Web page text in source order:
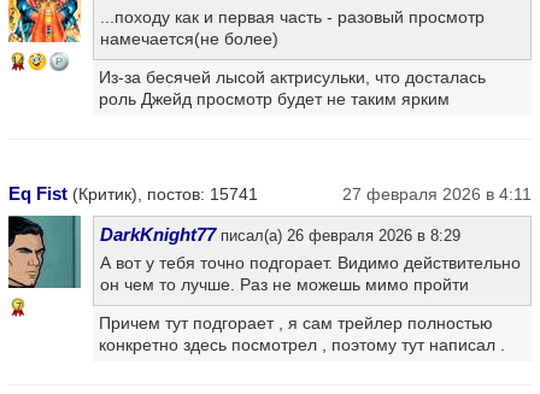
14
...походу как и первая часть - разовый просмотр
намечается(не более)
Из-за бесячей лысой актрисульки, что досталась
роль Джейд просмотр будет не таким ярким
Eq Fist (Критик), постов: 15741 27 февраля 2026 в 4:11
7
DarkKnight77писал(а) 26 февраля 2026 в 8:29
А вот у тебя точно подгорает. Видимо действительно
он чем то лучше. Раз не можешь мимо пройти
Причем тут подгорает , я сам трейлер полностью
конкретно здесь посмотрел , поэтому тут написал .